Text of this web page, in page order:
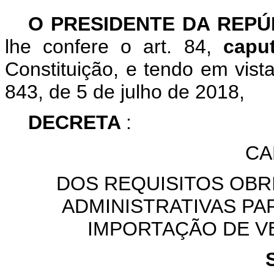
O PRESIDENTE DA
lhe confere o art. 84,
Constituição, e tendo em
843, de 5 de julho de 2018,
DECRETA :
DOS REQUISITOS
ADMINISTRATIVAS
IMPORTAÇÃO DE